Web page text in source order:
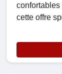
confortables
cette offre